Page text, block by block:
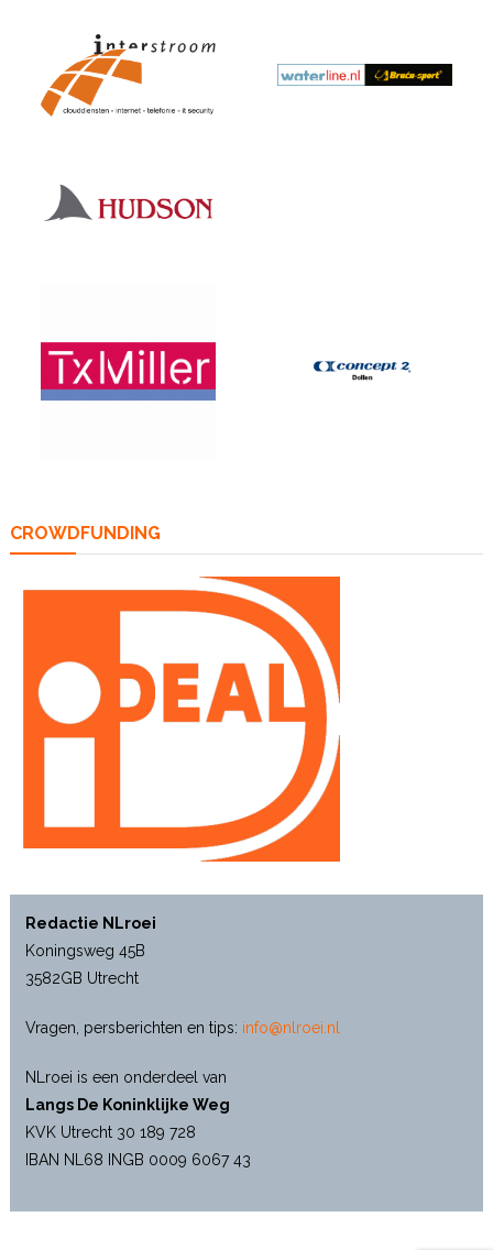
CROWDFUNDING
Redactie NLroei
Koningsweg 45B
3582GB Utrecht
Vragen, persberichten en tips: info@nlroei.nl
NLroei is een onderdeel van
Langs De Koninklijke Weg
KVK Utrecht 30 189 728
IBAN NL68 INGB 0009 6067 43